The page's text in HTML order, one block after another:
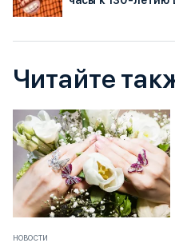
Читайте
НОВОСТИ